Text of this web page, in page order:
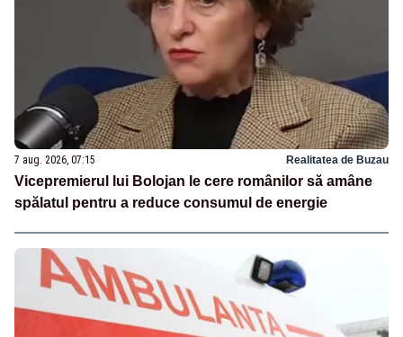
7 aug. 2026, 07:15 Realitatea de Buzau
Vicepremierul lui Bolojan le cere românilor să amâne
spălatul pentru a reduce consumul de energie